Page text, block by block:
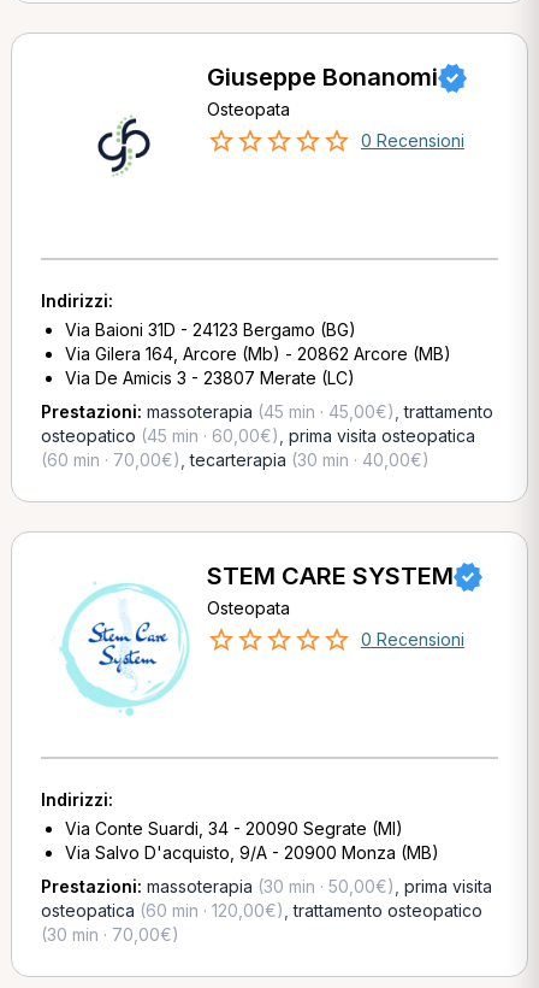
Giuseppe Bonanomi
Osteopata
0 Recensioni
Indirizzi:
Via Baioni 31D - 24123 Bergamo (BG)
Via Gilera 164, Arcore (Mb) - 20862 Arcore (MB)
Via De Amicis 3 - 23807 Merate (LC)
Prestazioni: massoterapia (45 min · 45,00€) ,trattamento
osteopatico (45 min · 60,00€) prima visita osteopatica
(60 min · 70,00€) ,tecarterapia (30 min · 40,00€)
STEM CARE SYSTEM
Osteopata
0 Recensioni
Indirizzi:
Via Conte Suardi, 34 - 20090 Segrate (MI)
Via Salvo D'acquisto, 9/A - 20900 Monza (MB)
Prestazioni: massoterapia (30 min · 50,00€) prima visita
osteopatica (60 min · 120,00€) ,trattamento osteopatico
(30 min · 70,00€)